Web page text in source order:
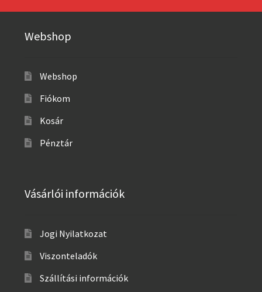
Webshop
Webshop
Fiókom
Kosár
Pénztár
Vásárlói információk
Jogi Nyilatkozat
Viszonteladók
Szállítási információk